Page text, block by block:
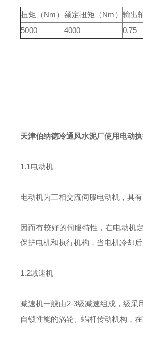
扭矩（Nm） 额定扭矩（Nm） 输出
5000
4000 0.75
天津伯纳德冷通风水泥厂使用电动
1.1电动机
电动机为三相交流伺服电动机，具
因而有较好的伺服特性，在电动机
保护电机和执行机构，当电机冷却
1.2减速机
减速机一般由2-3级减速组成，级
自锁性能的涡轮、蜗杆传动机构，